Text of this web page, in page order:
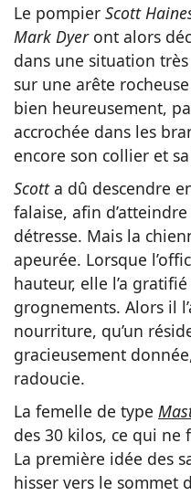
Le pompier Scott
Mark Dyeront alors
dans une situation
sur une arête
bien heureusement,
accrochée dans les
encore son collier et
Scotta dû descendre
falaise, afin
détresse. Mais la
apeurée. Lorsque
hauteur, elle l’a
grognements. Alors il
nourriture, qu’un
gracieusement
radoucie.
La femelle de type
des 30 kilos, ce qui ne
La première idée des
hisser vers le sommet